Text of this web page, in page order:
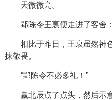
天微微亮。
郢陈令王裒便走进了客舍
相比于昨日，王裒虽然神
抹敬畏。
“郢陈令不必多礼！”
赢北辰点了点头，然后示